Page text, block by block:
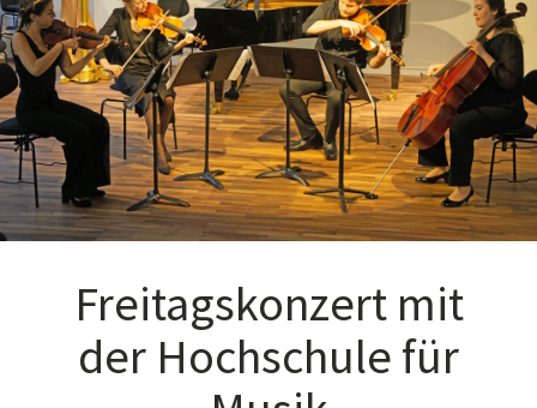
Freitagskonzert mit
der Hochschule für